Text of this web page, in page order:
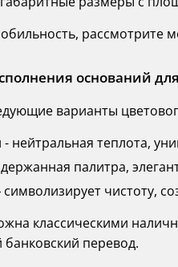
рассмотрите
оснований
варианты
нейтральная теплота,
палитра,
чистоту,
классическими
перевод.